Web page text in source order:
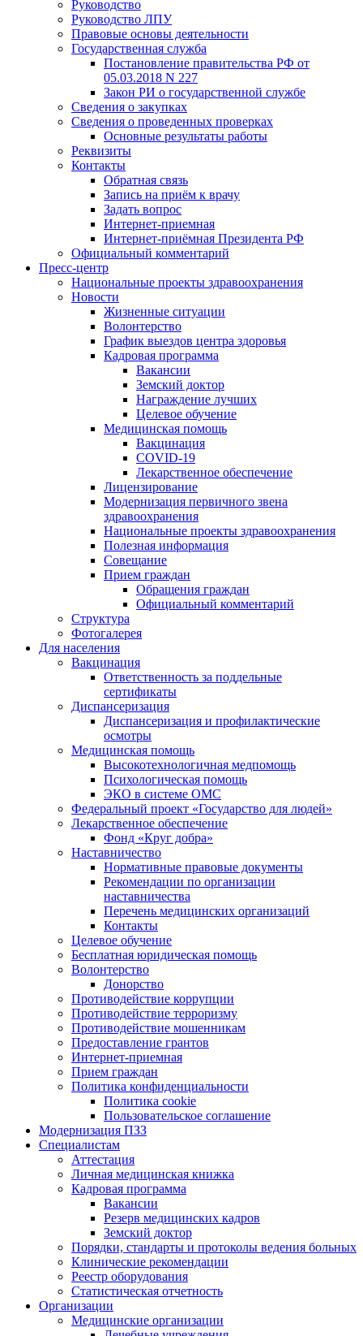
Руководство
Руководство ЛПУ
Правовые основы деятельности
Государственная служба
Постановление правительства РФ от
05.03.2018 N 227
Закон РИ о государственной службе
Сведения о закупках
Сведения о проведенных проверках
Основные результаты работы
Реквизиты
Контакты
Обратная связь
Запись на приём к врачу
Задать вопрос
Интернет-приемная
Интернет-приёмная Президента РФ
Официальный комментарий
Пресс-центр
Национальные проекты здравоохранения
Новости
Жизненные ситуации
Волонтерство
График выездов центра здоровья
Кадровая программа
Вакансии
Земский доктор
Награждение лучших
Целевое обучение
Медицинская помощь
Вакцинация
COVID-19
Лекарственное обеспечение
Лицензирование
Модернизация первичного звена
здравоохранения
Национальные проекты здравоохранения
Полезная информация
Совещание
Прием граждан
Обращения граждан
Официальный комментарий
Структура
Фотогалерея
Для населения
Вакцинация
Ответственность за поддельные
сертификаты
Диспансеризация
Диспансеризация и профилактические
осмотры
Медицинская помощь
Высокотехнологичная медпомощь
Психологическая помощь
ЭКО в системе ОМС
Федеральный проект «Государство для людей»
Лекарственное обеспечение
Фонд «Круг добра»
Наставничество
Нормативные правовые документы
Рекомендации по организации
наставничества
Перечень медицинских организаций
Контакты
Целевое обучение
Бесплатная юридическая помощь
Волонтерство
Донорство
Противодействие коррупции
Противодействие терроризму
Противодействие мошенникам
Предоставление грантов
Интернет-приемная
Прием граждан
Политика конфиденциальности
Политика cookie
Пользовательское соглашение
Модернизация ПЗЗ
Специалистам
Аттестация
Личная медицинская книжка
Кадровая программа
Вакансии
Резерв медицинских кадров
Земский доктор
Порядки, стандарты и протоколы ведения больных
Клинические рекомендации
Реестр оборудования
Статистическая отчетность
Организации
Медицинские организации